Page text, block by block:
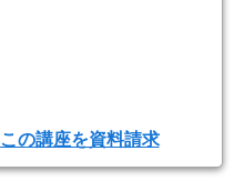
この講座を資料請求